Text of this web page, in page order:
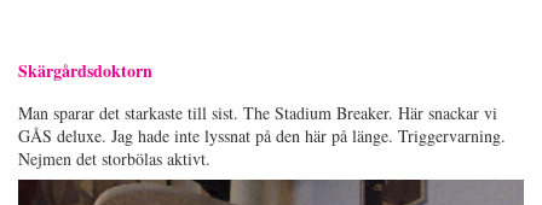
Skärgårdsdoktorn
Man sparar det starkaste till sist. The Stadium Breaker. Här snackar vi
GÅS deluxe. Jag hade inte lyssnat på den här på länge. Triggervarning.
Nejmen det storbölas aktivt.
Videospelare